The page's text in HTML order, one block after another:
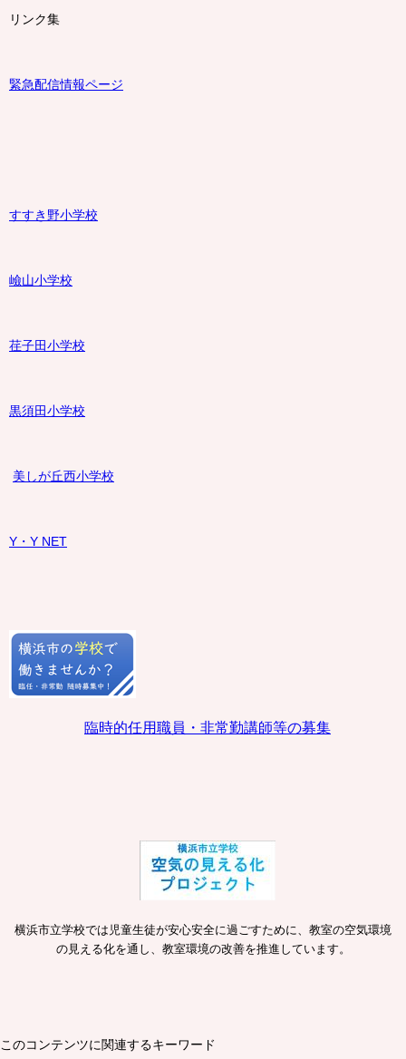
リンク集
緊急配信情報ページ
すすき野小学校
嶮山小学校
荏子田小学校
黒須田小学校
美しが丘西小学校
Y・Y NET
臨時的任用職員・非常勤講師等の募集
横浜市立学校では児童生徒が安心安全に過ごすために、教室の空気環境
の見える化を通し、教室環境の改善を推進しています。
このコンテンツに関連するキーワード